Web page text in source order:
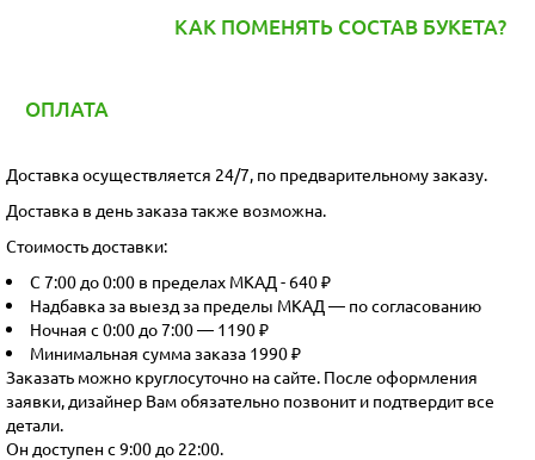
КАК ПОМЕНЯТЬ СОСТАВ БУКЕТА?
ОПЛАТА
Доставка осуществляется 24/7, по предварительному заказу.
Доставка в день заказа также возможна.
Стоимость доставки:
С 7:00 до 0:00 в пределах МКАД - 640 ₽
Надбавка за выезд за пределы МКАД — по согласованию
Ночная с 0:00 до 7:00 — 1190 ₽
Минимальная сумма заказа 1990 ₽
Заказать можно круглосуточно на сайте. После оформления
заявки, дизайнер Вам обязательно позвонит и подтвердит все
детали.
Он доступен с 9:00 до 22:00.